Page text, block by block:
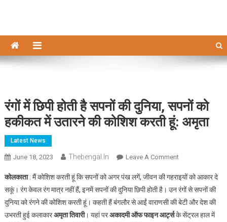
रंगों में छिपी होती है सपनों की दुनिया, सपनों को
हकीकत में उतारने की कोशिश करती हूं: अमृता
Latest News
June 18, 2023 Thebengal.in Leave A CommentOn
में
छिपी
होती
है
कोलकाता: मैं कोशिश करती हूं कि सपनों को अगर पंख लगें, जीवन की गहराइयों को आकार दे
सकूं। रंग केवल रंग मात्र नहीं हैं, इनमें सपनों की दुनिया छिपी होती है। उन रंगों से सपनों की
दुनिया को रंगने की कोशिश करती हूं। कहती हैं बंगलौर से आईं वाराणसी की बेटी और देश की
उभरती हुई कलाकारअमृता तिवारी। यहां परअकादमी ऑफ फाइन आर्ट्सके सेंट्रल हाल में